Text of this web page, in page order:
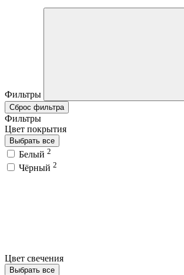
Фильтры
Сброс фильтра
Фильтры
Цвет покрытия
Выбрать все
Белый 2
Чёрный 2
Цвет свечения
Выбрать все